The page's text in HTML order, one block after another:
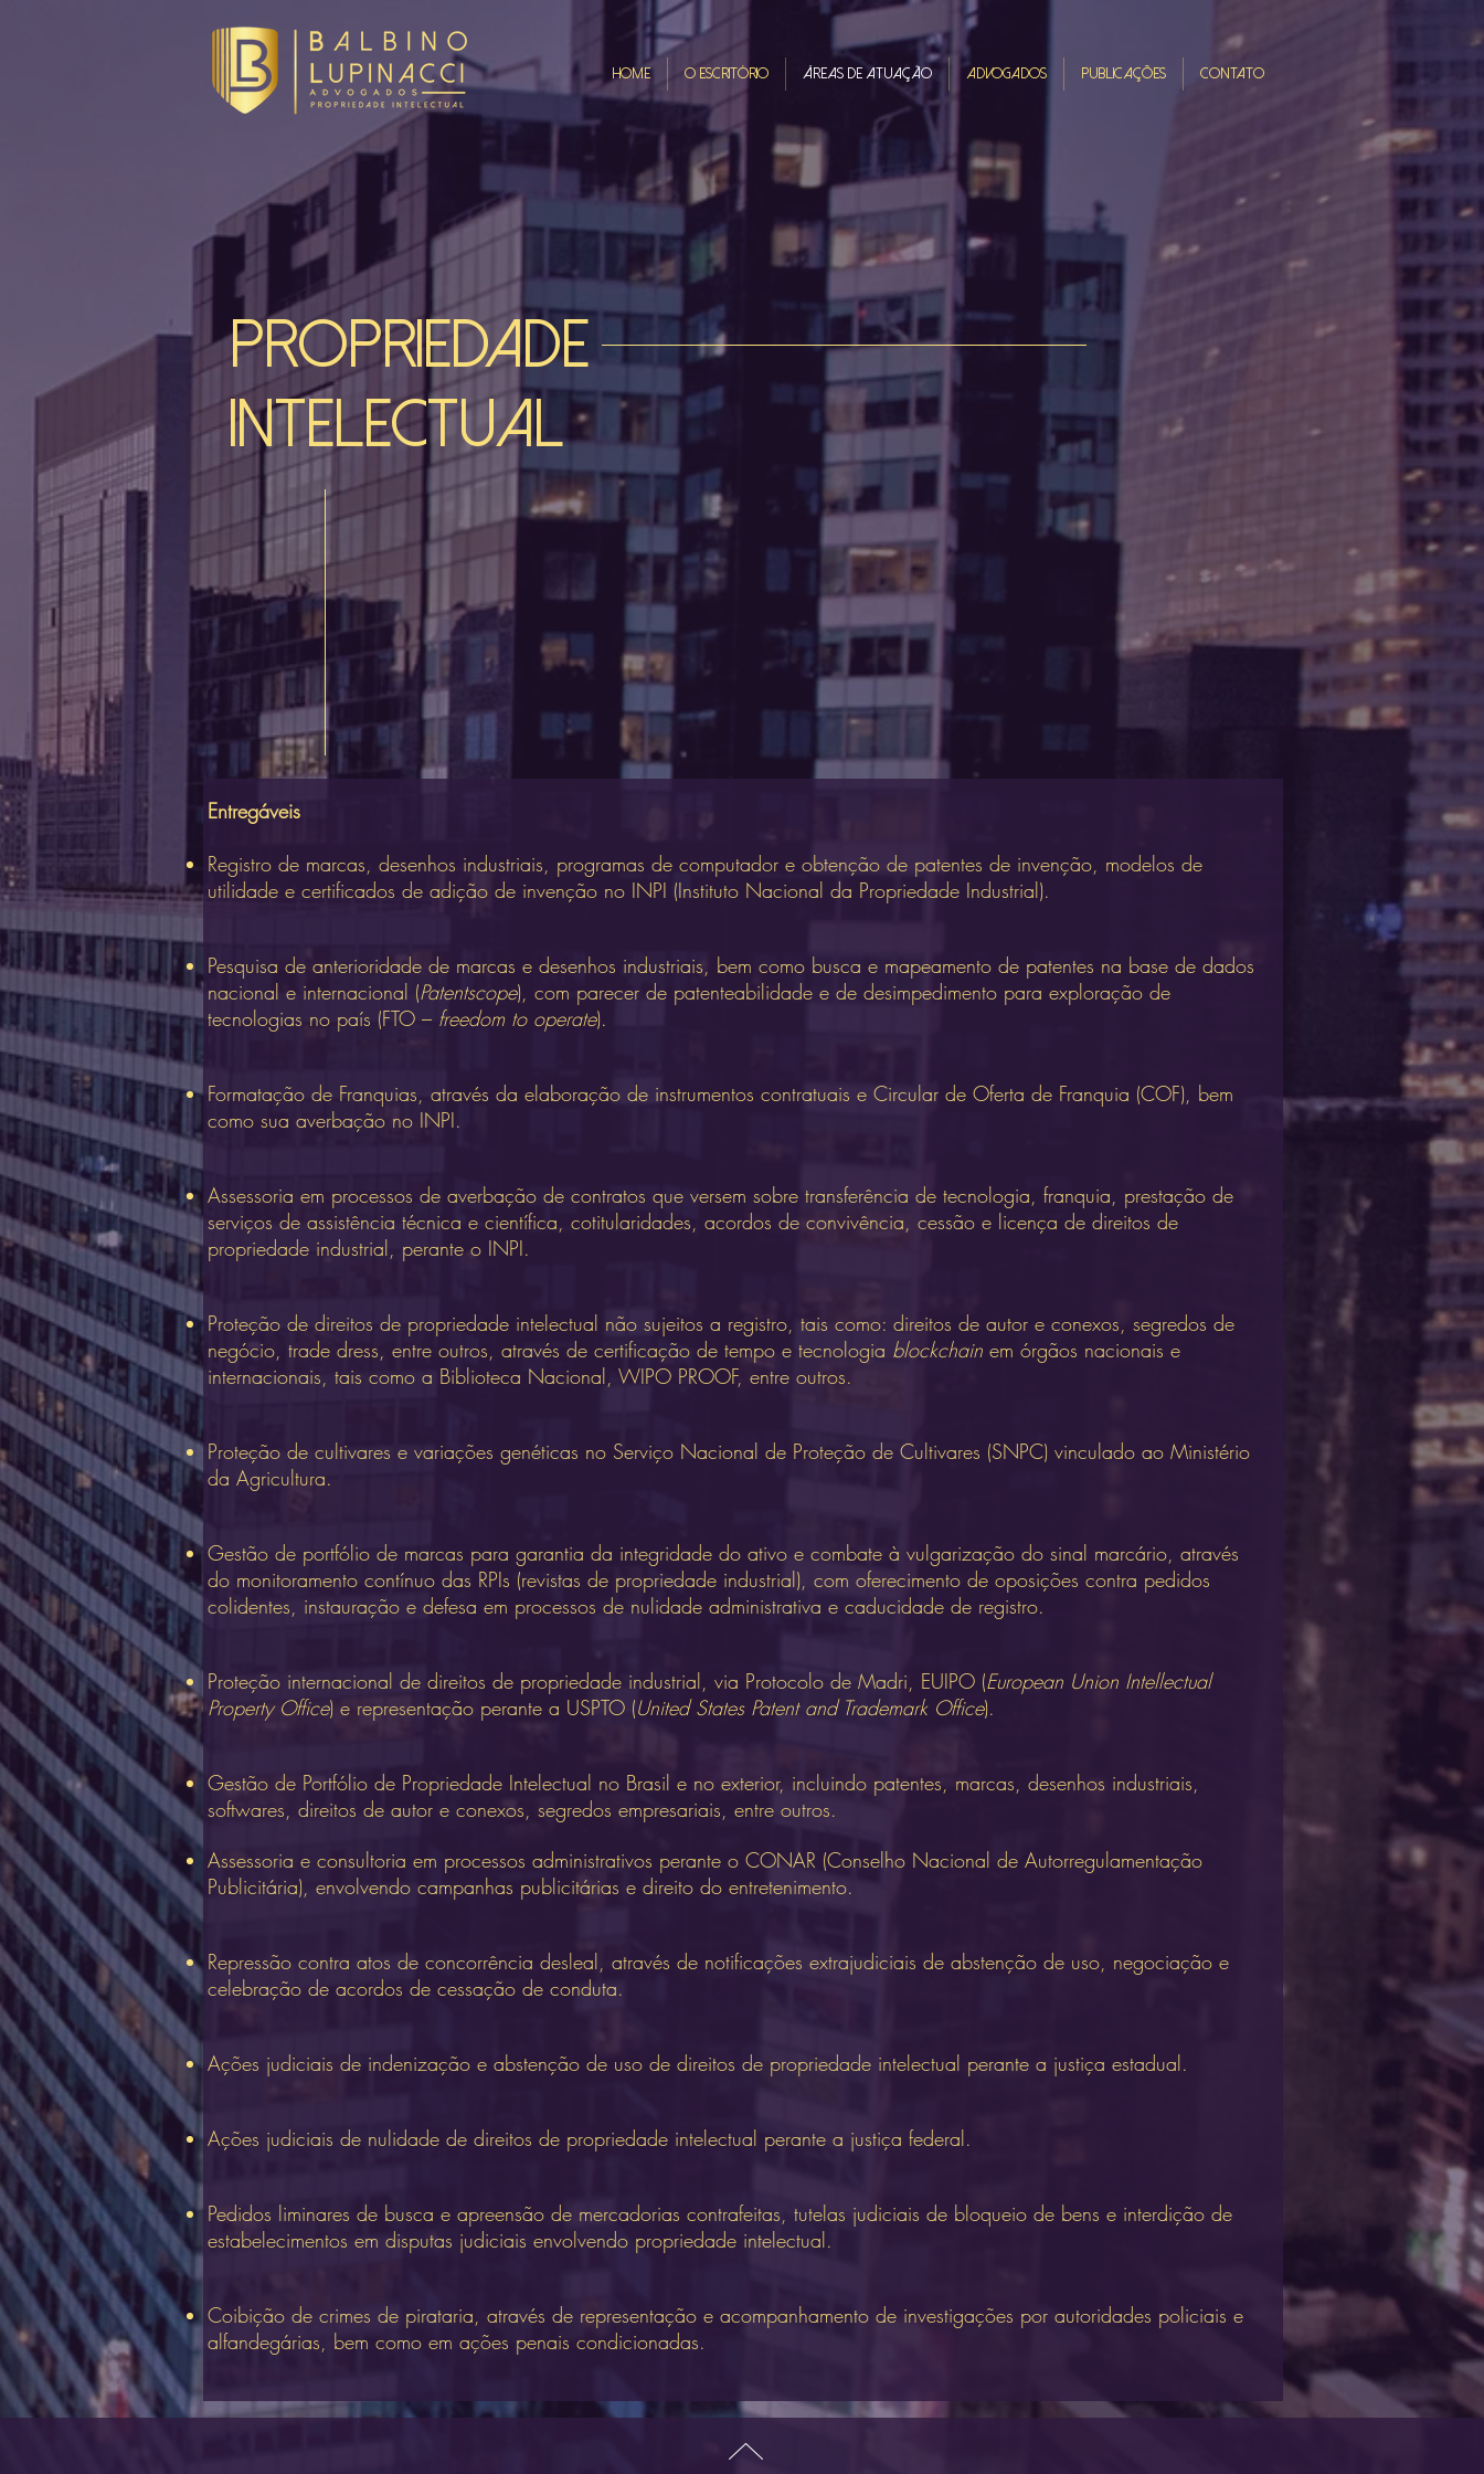
HOME O ESCRITÓRIO ÁREAS DE ATUAÇÃO ADVOGADOS PUBLICAÇÕES CONTATO
PROPRIEDADE
INTELECTUAL
Entregáveis
Registro de marcas, desenhos industriais, programas de computador e obtenção de patentes de invenção, modelos de
utilidade e certificados de adição de invenção no INPI (Instituto Nacional da Propriedade Industrial).
Pesquisa de anterioridade de marcas e desenhos industriais, bem como busca e mapeamento de patentes na base de dados
nacional e internacional (Patentscope), com parecer de patenteabilidade e de desimpedimento para exploração de
tecnologias no país (FTO – freedom to operate).
Formatação de Franquias, através da elaboração de instrumentos contratuais e Circular de Oferta de Franquia (COF), bem
como sua averbação no INPI.
Assessoria em processos de averbação de contratos que versem sobre transferência de tecnologia, franquia, prestação de
serviços de assistência técnica e científica, cotitularidades, acordos de convivência, cessão e licença de direitos de
propriedade industrial, perante o INPI.
Proteção de direitos de propriedade intelectual não sujeitos a registro, tais como: direitos de autor e conexos, segredos de
negócio, trade dress, entre outros, através de certificação de tempo e tecnologia blockchain em órgãos nacionais e
internacionais, tais como a Biblioteca Nacional, WIPO PROOF, entre outros.
Proteção de cultivares e variações genéticas no Serviço Nacional de Proteção de Cultivares (SNPC) vinculado ao Ministério
da Agricultura.
Gestão de portfólio de marcas para garantia da integridade do ativo e combate à vulgarização do sinal marcário, através
do monitoramento contínuo das RPIs (revistas de propriedade industrial), com oferecimento de oposições contra pedidos
colidentes, instauração e defesa em processos de nulidade administrativa e caducidade de registro.
Proteção internacional de direitos de propriedade industrial, via Protocolo de Madri, EUIPO (European Union Intellectual
Property Office) e representação perante a USPTO (United States Patent and Trademark Office).
Gestão de Portfólio de Propriedade Intelectual no Brasil e no exterior, incluindo patentes, marcas, desenhos industriais,
softwares, direitos de autor e conexos, segredos empresariais, entre outros.
Assessoria e consultoria em processos administrativos perante o CONAR (Conselho Nacional de Autorregulamentação
Publicitária), envolvendo campanhas publicitárias e direito do entretenimento.
Repressão contra atos de concorrência desleal, através de notificações extrajudiciais de abstenção de uso, negociação e
celebração de acordos de cessação de conduta.
Ações judiciais de indenização e abstenção de uso de direitos de propriedade intelectual perante a justiça estadual.
Ações judiciais de nulidade de direitos de propriedade intelectual perante a justiça federal.
Pedidos liminares de busca e apreensão de mercadorias contrafeitas, tutelas judiciais de bloqueio de bens e interdição de
estabelecimentos em disputas judiciais envolvendo propriedade intelectual.
Coibição de crimes de pirataria, através de representação e acompanhamento de investigações por autoridades policiais e
alfandegárias, bem como em ações penais condicionadas.